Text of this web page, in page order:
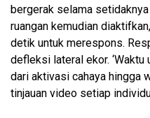
bergerak selama
ruangan kemudian
detik untuk merespons.
defleksi lateral ekor. ‘Waktu
dari aktivasi cahaya hingga
tinjauan video setiap